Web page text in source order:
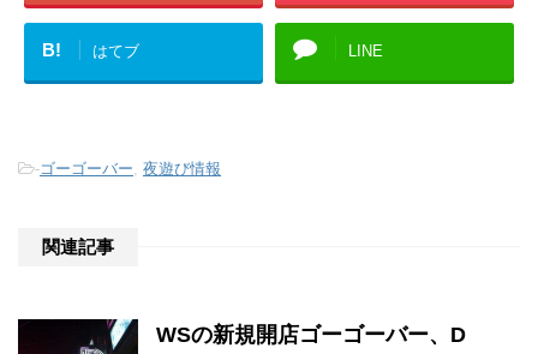
B! はてブ LINE
-ゴーゴーバー 夜遊び情報
関連記事
WSの新規開店ゴーゴーバー、D